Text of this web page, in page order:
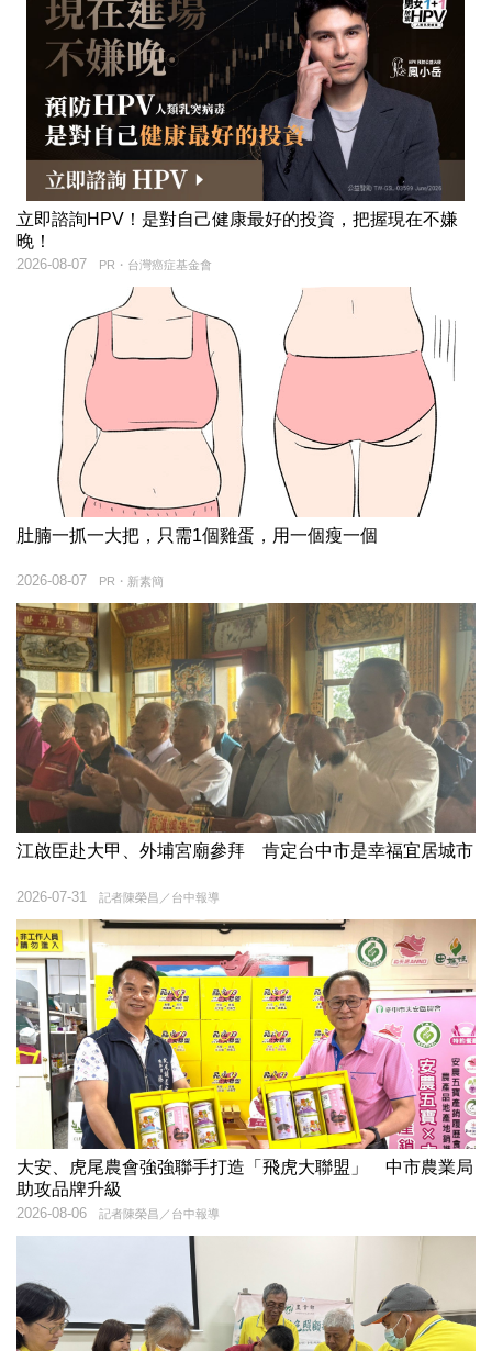
立即諮詢HPV！是對自己健康最好的投資，把握現在不嫌
晚！
PR・台灣癌症基金會
2026-08-07
肚腩一抓一大把，只需1個雞蛋，用一個瘦一個
PR・新素簡
2026-08-07
江啟臣赴大甲、外埔宮廟參拜 肯定台中市是幸福宜居城市
記者陳榮昌／台中報導
2026-07-31
大安、虎尾農會強強聯手打造「飛虎大聯盟」 中市農業局
助攻品牌升級
記者陳榮昌／台中報導
2026-08-06